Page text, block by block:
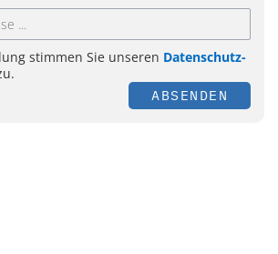
stimmen Sie unseren Datenschutz-
ABSENDEN